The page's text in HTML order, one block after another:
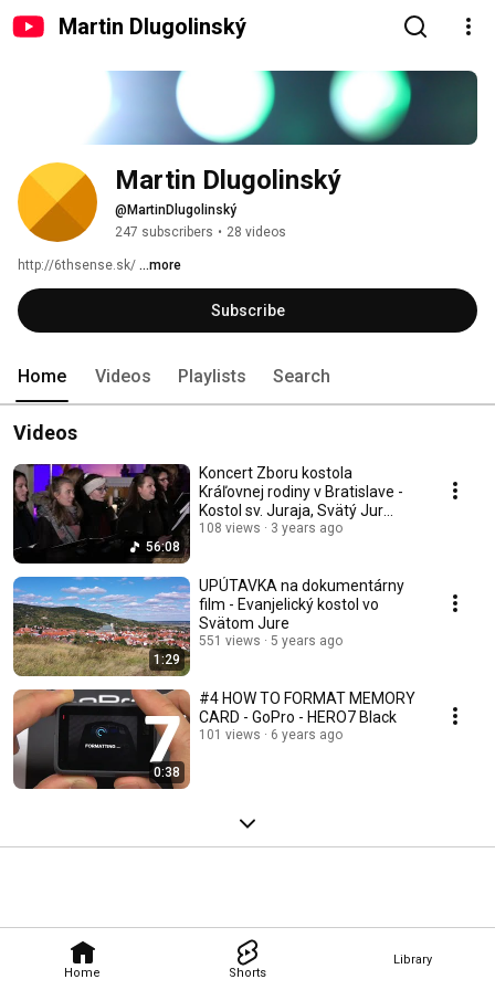
Martin Dlugolinský
Home Shorts
Library
Martin Dlugolinský
@MartinDlugolinský
247 subscribers • 28 videos
http://6thsense.sk/ ...more
Subscribe
Home Videos Playlists Search
Videos
56:08
Koncert Zboru kostola
Kráľovnej rodiny v Bratislave -
Kostol sv. Juraja, Svätý Jur
13.12.2019
108 views 3 years ago
1:29
UPÚTAVKA na dokumentárny
film - Evanjelický kostol vo
Svätom Jure
551 views 5 years ago
0:38
#4 HOW TO FORMAT MEMORY
CARD - GoPro - HERO7 Black
101 views 6 years ago